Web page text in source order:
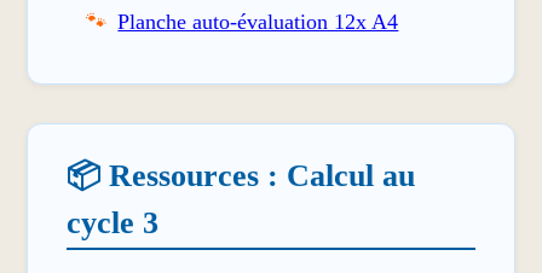
Planche auto-évaluation 12x A4
📦 Ressources : Calcul au
cycle 3